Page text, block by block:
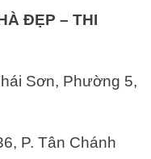
ĐẸP – THI
Sơn, Phường 5,
P. Tân Chánh